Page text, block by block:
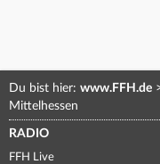
Du bist hier: www.FFH.de
Mittelhessen
RADIO
FFH Live